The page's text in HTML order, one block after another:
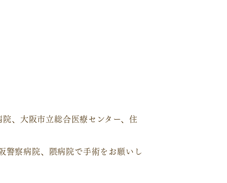
、大阪市立総合医療センター、住
警察病院、隈病院で手術をお願いし